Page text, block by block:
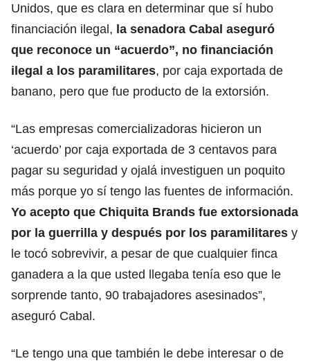
Unidos, que es clara en determinar que sí hubo
financiación ilegal, la senadora Cabal aseguró
que reconoce un “acuerdo”, no financiación
ilegal a los paramilitares, por caja exportada de
banano, pero que fue producto de la extorsión.
“Las empresas comercializadoras hicieron un
‘acuerdo’ por caja exportada de 3 centavos para
pagar su seguridad y ojalá investiguen un poquito
más porque yo sí tengo las fuentes de información.
Yo acepto que Chiquita Brands fue extorsionada
por la guerrilla y después por los paramilitares y
le tocó sobrevivir, a pesar de que cualquier finca
ganadera a la que usted llegaba tenía eso que le
sorprende tanto, 90 trabajadores asesinados”,
aseguró Cabal.
“Le tengo una que también le debe interesar o de